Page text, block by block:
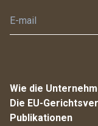
Wie die
Die EU-
Publikationen